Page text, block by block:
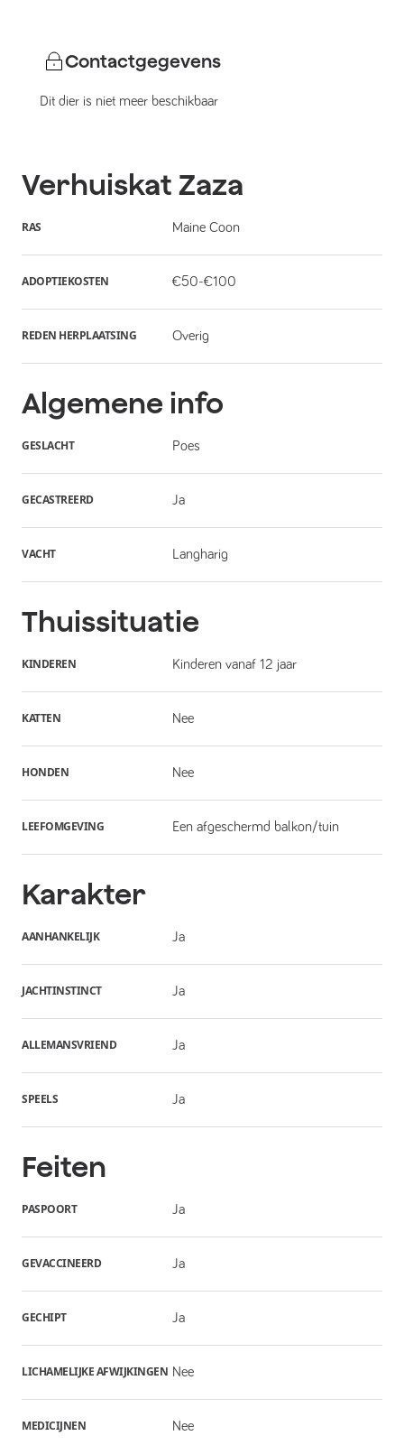
Contactgegevens
Dit dier is niet meer beschikbaar
Verhuiskat Zaza
RAS Maine Coon
ADOPTIEKOSTEN €50-€100
REDEN HERPLAATSING Overig
Algemene info
GESLACHT Poes
GECASTREERD Ja
VACHT Langharig
Thuissituatie
KINDEREN Kinderen vanaf 12 jaar
KATTEN Nee
HONDEN Nee
LEEFOMGEVING Een afgeschermd balkon/tuin
Karakter
AANHANKELIJK Ja
JACHTINSTINCT Ja
ALLEMANSVRIEND Ja
SPEELS Ja
Feiten
PASPOORT Ja
GEVACCINEERD Ja
GECHIPT Ja
LICHAMELIJKE AFWIJKINGEN Nee
MEDICIJNEN Nee